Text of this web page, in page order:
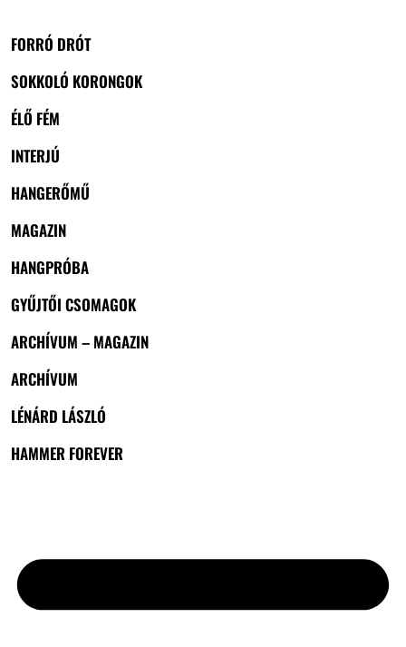
FORRÓ DRÓT
SOKKOLÓ KORONGOK
ÉLŐ FÉM
INTERJÚ
HANGERŐMŰ
MAGAZIN
HANGPRÓBA
GYŰJTŐI CSOMAGOK
ARCHÍVUM – MAGAZIN
ARCHÍVUM
LÉNÁRD LÁSZLÓ
HAMMER FOREVER